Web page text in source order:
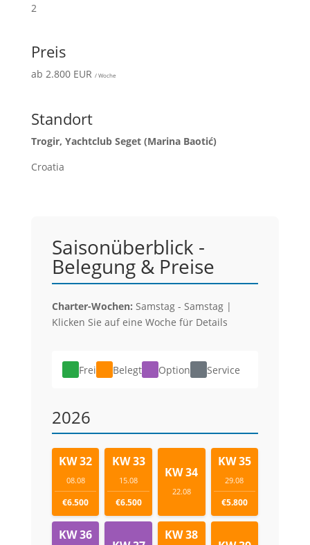
2
Preis
ab 2.800 EUR / Woche
Standort
Trogir, Yachtclub Seget (Marina Baotić)
Croatia
Saisonüberblick -
Belegung & Preise
Charter-Wochen: Samstag - Samstag |
Klicken Sie auf eine Woche für Details
Frei Belegt Option Service
2026
KW 32
08.08
€6.500
KW 33
15.08
€6.500
KW 34
22.08
KW 35
29.08
€5.800
KW 36 KW 38